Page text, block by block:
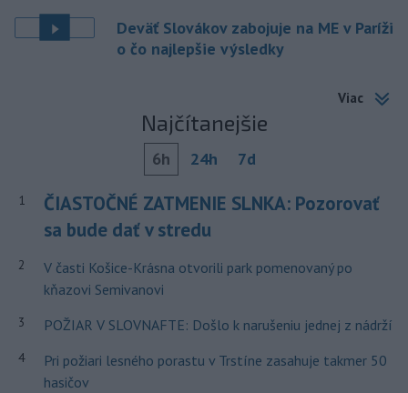
Deväť Slovákov zabojuje na ME v Paríži
o čo najlepšie výsledky
Viac
Najčítanejšie
6h 24h 7d
1
ČIASTOČNÉ ZATMENIE SLNKA: Pozorovať
sa bude dať v stredu
2
V časti Košice-Krásna otvorili park pomenovaný po
kňazovi Semivanovi
3 POŽIAR V SLOVNAFTE: Došlo k narušeniu jednej z nádrží
4
Pri požiari lesného porastu v Trstíne zasahuje takmer 50
hasičov